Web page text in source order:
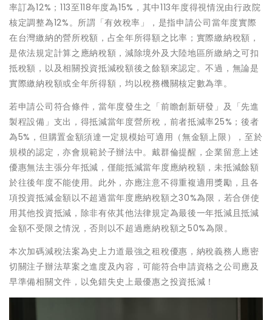
率訂為12%；113至118年度為15%，其中113年度得視情況由行政院
核定調整為12%。所謂「有效稅率」，是指申請公司當年度實際
在台灣繳納的營所稅額，占全年所得額之比率；實際繳納稅額，
是依法規定計算之應納稅額，減除境外及大陸地區所繳納之可扣
抵稅額，以及相關投資抵減稅額後之餘額來認定。不過，無論是
實際繳納稅額或全年所得額，均以稅務機關核定數為準。
若申請公司符合條件，當年度發生之「前瞻創新研發」及「先進
製程設備」支出，得抵減當年度營所稅，前者抵減率25%；後者
為5%，但購置金額須達一定規模始可適用（無金額上限），至於
規模的認定，亦會規範於子辦法中。戴群倫提醒，企業留意上述
優惠無法主張分年抵減，僅能抵減當年度應納稅額，未抵減餘額
於往後年度不能使用。此外，亦應注意不得重複適用獎勵，且各
項投資抵減金額以不超過當年度應納稅額之30%為限，若合併使
用其他投資抵減，除非有依其他法律規定為最後一年抵減且抵減
金額不受限之情況，否則以不超過應納稅額之50%為限。
本次加碼減稅法案為史上力道最強之租稅優惠，納稅義務人應密
切關注子辦法草案之進度及內容，可能符合申請資格之公司應及
早準備相關文件，以免錯失史上最優惠之投資抵減！